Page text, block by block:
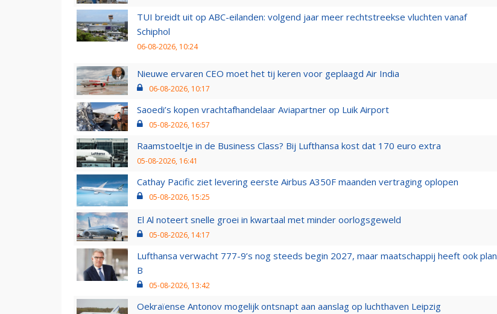
TUI breidt uit op ABC-eilanden: volgend jaar meer rechtstreekse vluchten vanaf
Schiphol
06-08-2026, 10:24
Nieuwe ervaren CEO moet het tij keren voor geplaagd Air India
06-08-2026, 10:17
Saoedi’s kopen vrachtafhandelaar Aviapartner op Luik Airport
05-08-2026, 16:57
Raamstoeltje in de Business Class? Bij Lufthansa kost dat 170 euro extra
05-08-2026, 16:41
Cathay Pacific ziet levering eerste Airbus A350F maanden vertraging oplopen
05-08-2026, 15:25
El Al noteert snelle groei in kwartaal met minder oorlogsgeweld
05-08-2026, 14:17
Lufthansa verwacht 777-9’s nog steeds begin 2027, maar maatschappij heeft ook plan
B
05-08-2026, 13:42
Oekraïense Antonov mogelijk ontsnapt aan aanslag op luchthaven Leipzig